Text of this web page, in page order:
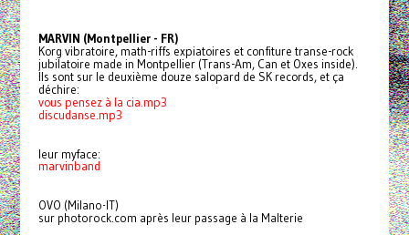
MARVIN (Montpellier - FR)
Korg vibratoire, math-riffs expiatoires et confiture transe-rock
jubilatoire made in Montpellier (Trans-Am, Can et Oxes inside).
Ils sont sur le deuxième douze salopard de SK records, et ça
déchire:
vous pensez à la cia.mp3
discudanse.mp3
leur myface:
marvinband
OVO (Milano-IT)
sur photorock.com après leur passage à la Malterie